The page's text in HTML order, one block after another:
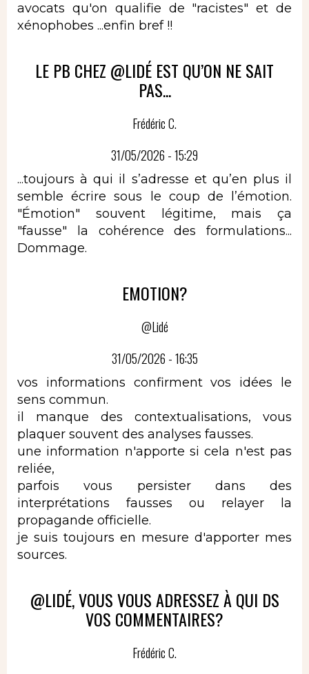
avocats qu'on qualifie de "racistes" et de
xénophobes ...enfin bref !!
LE PB CHEZ @LIDÉ EST QU’ON NE SAIT
PAS...
Frédéric C.
31/05/2026 - 15:29
...toujours à qui il s’adresse et qu’en plus il
semble écrire sous le coup de l’émotion.
"Émotion" souvent légitime, mais ça
"fausse" la cohérence des formulations...
Dommage.
EMOTION?
@Lidé
31/05/2026 - 16:35
vos informations confirment vos idées le
sens commun.
il manque des contextualisations, vous
plaquer souvent des analyses fausses.
une information n'apporte si cela n'est pas
reliée,
parfois vous persister dans des
interprétations fausses ou relayer la
propagande officielle.
je suis toujours en mesure d'apporter mes
sources.
@LIDÉ, VOUS VOUS ADRESSEZ À QUI DS
VOS COMMENTAIRES?
Frédéric C.